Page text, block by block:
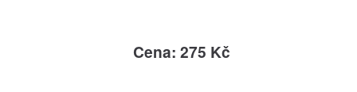
Cena: 275 Kč